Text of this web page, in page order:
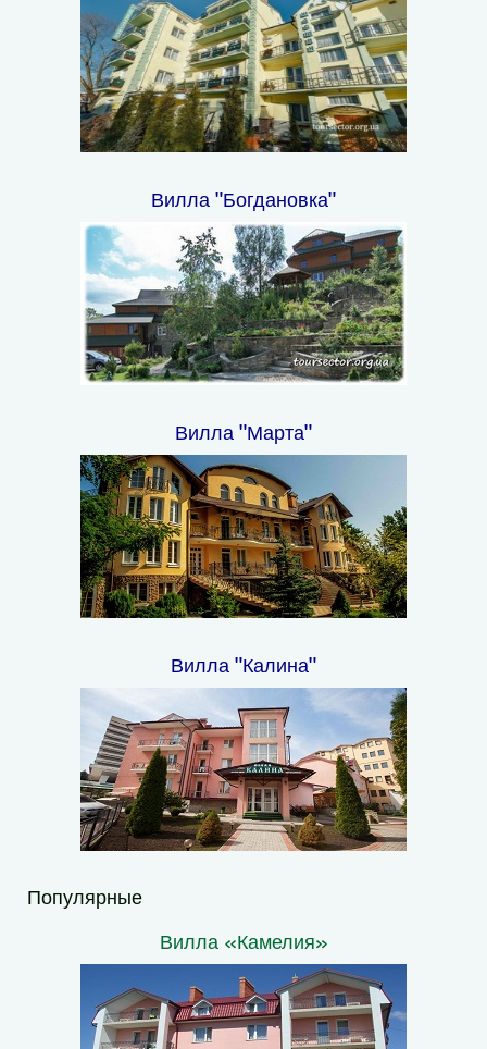
Вилла "Богдановка"
Вилла "Марта"
Вилла "Калина"
Популярные
Вилла «Камелия»